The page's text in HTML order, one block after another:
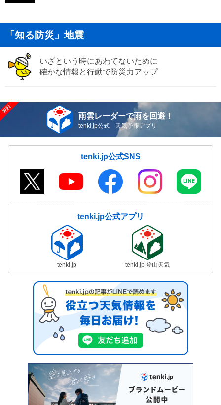
「知る防災」地震
いざという時にあわてないために
確かな情報と行動で防災力アップ
雨雲レーダーで雨を回避！
tenki.jp公式 天気予報アプリ
tenki.jp公式SNS
tenki.jp公式アプリ
tenki.jp tenki.jp 登山天気